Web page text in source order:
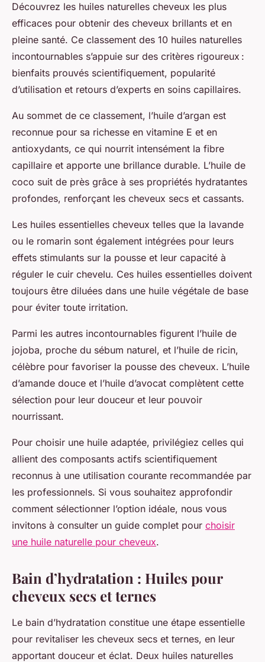
Découvrez les huiles naturelles cheveux les plus
efficaces pour obtenir des cheveux brillants et en
pleine santé. Ce classement des 10 huiles naturelles
incontournables s’appuie sur des critères rigoureux :
bienfaits prouvés scientifiquement, popularité
d’utilisation et retours d’experts en soins capillaires.
Au sommet de ce classement, l’huile d’argan est
reconnue pour sa richesse en vitamine E et en
antioxydants, ce qui nourrit intensément la fibre
capillaire et apporte une brillance durable. L’huile de
coco suit de près grâce à ses propriétés hydratantes
profondes, renforçant les cheveux secs et cassants.
Les huiles essentielles cheveux telles que la lavande
ou le romarin sont également intégrées pour leurs
effets stimulants sur la pousse et leur capacité à
réguler le cuir chevelu. Ces huiles essentielles doivent
toujours être diluées dans une huile végétale de base
pour éviter toute irritation.
Parmi les autres incontournables figurent l’huile de
jojoba, proche du sébum naturel, et l’huile de ricin,
célèbre pour favoriser la pousse des cheveux. L’huile
d’amande douce et l’huile d’avocat complètent cette
sélection pour leur douceur et leur pouvoir
nourrissant.
Pour choisir une huile adaptée, privilégiez celles qui
allient des composants actifs scientifiquement
reconnus à une utilisation courante recommandée par
les professionnels. Si vous souhaitez approfondir
comment sélectionner l’option idéale, nous vous
invitons à consulter un guide complet pour choisir
une huile naturelle pour cheveux.
Bain d’hydratation : Huiles pour
cheveux secs et ternes
Le bain d’hydratation constitue une étape essentielle
pour revitaliser les cheveux secs et ternes, en leur
apportant douceur et éclat. Deux huiles naturelles